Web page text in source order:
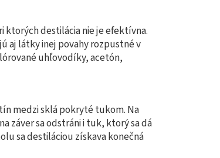
ktorých destilácia nie je efektívna.
aj látky inej povahy rozpustné v
uhľovodíky, acetón,
medzi sklá pokryté tukom. Na
záver sa odstráni i tuk, ktorý sa dá
sa destiláciou získava konečná